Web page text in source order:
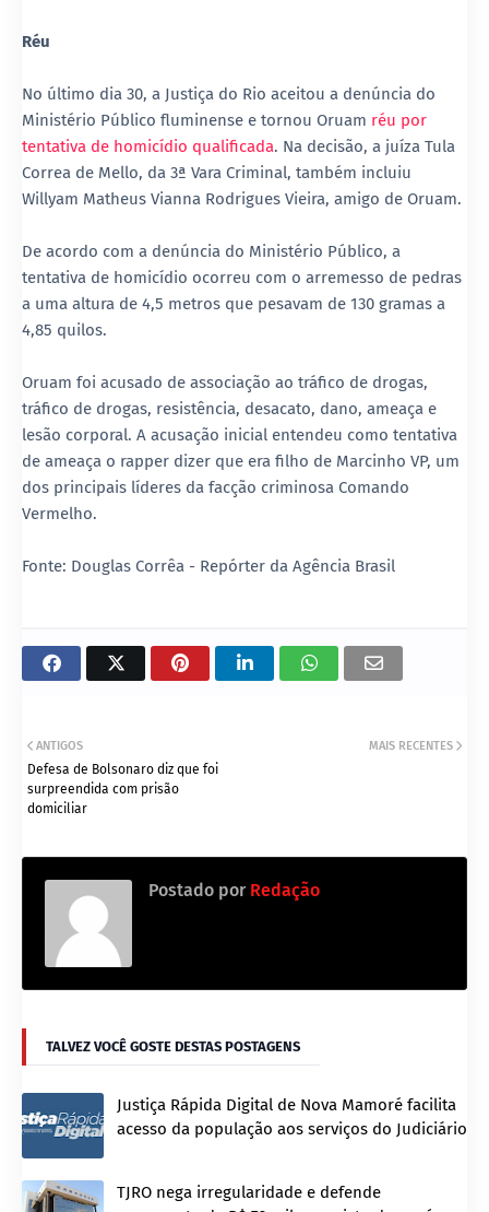
Réu
No último dia 30, a Justiça do Rio aceitou a denúncia do
Ministério Público fluminense e tornou Oruam réu por
tentativa de homicídio qualificada. Na decisão, a juíza Tula
Correa de Mello, da 3ª Vara Criminal, também incluiu
Willyam Matheus Vianna Rodrigues Vieira, amigo de Oruam.
De acordo com a denúncia do Ministério Público, a
tentativa de homicídio ocorreu com o arremesso de pedras
a uma altura de 4,5 metros que pesavam de 130 gramas a
4,85 quilos.
Oruam foi acusado de associação ao tráfico de drogas,
tráfico de drogas, resistência, desacato, dano, ameaça e
lesão corporal. A acusação inicial entendeu como tentativa
de ameaça o rapper dizer que era filho de Marcinho VP, um
dos principais líderes da facção criminosa Comando
Vermelho.
Fonte: Douglas Corrêa - Repórter da Agência Brasil
MAIS RECENTES
ANTIGOS
Defesa de Bolsonaro diz que foi
surpreendida com prisão
domiciliar
Postado por Redação
TALVEZ VOCÊ GOSTE DESTAS POSTAGENS
Justiça Rápida Digital de Nova Mamoré facilita
acesso da população aos serviços do Judiciário
TJRO nega irregularidade e defende